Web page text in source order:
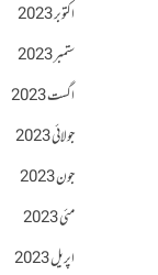
اکتوبر 2023
ستمبر 2023
اگست 2023
جولائی 2023
جون 2023
مئی 2023
اپریل 2023